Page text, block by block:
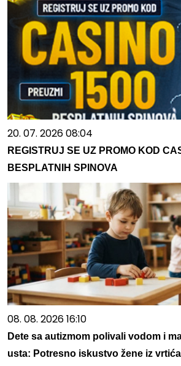
20. 07. 2026 08:04
REGISTRUJ SE UZ PROMO KOD
BESPLATNIH SPINOVA
08. 08. 2026 16:10
Dete sa autizmom polivali vodom i
usta: Potresno iskustvo žene iz vrtića